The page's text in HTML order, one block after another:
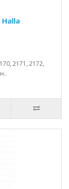
2171, 2172,